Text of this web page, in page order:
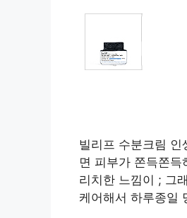
빌리프 수분크림
면 피부가 쫀득쫀
리치한 느낌이 ; 그
케어해서 하루종일